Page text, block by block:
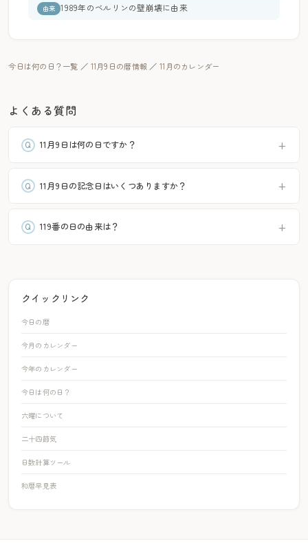
由来 1989年のベルリンの壁崩壊に由来
今日は何の日？一覧 ／ 11月9日の暦情報 ／ 11月のカレンダー
よくある質問
11月9日は何の日ですか？
11月9日の記念日はいくつありますか？
119番の日の由来は？
クイックリンク
今日の暦
今月のカレンダー
今年のカレンダー
今日は何の日？
六曜について
二十四節気
日数計算ツール
和暦早見表